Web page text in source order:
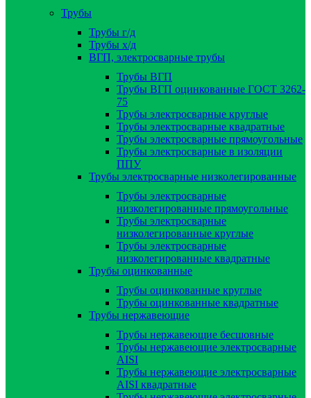
Трубы
Трубы г/д
Трубы х/д
ВГП, электросварные трубы
Трубы ВГП
Трубы ВГП оцинкованные ГОСТ 3262-
75
Трубы электросварные круглые
Трубы электросварные квадратные
Трубы электросварные прямоугольные
Трубы электросварные в изоляции
ППУ
Трубы электросварные низколегированные
Трубы электросварные
низколегированные прямоугольные
Трубы электросварные
низколегированные круглые
Трубы электросварные
низколегированные квадратные
Трубы оцинкованные
Трубы оцинкованные круглые
Трубы оцинкованные квадратные
Трубы нержавеющие
Трубы нержавеющие бесшовные
Трубы нержавеющие электросварные
AISI
Трубы нержавеющие электросварные
AISI квадратные